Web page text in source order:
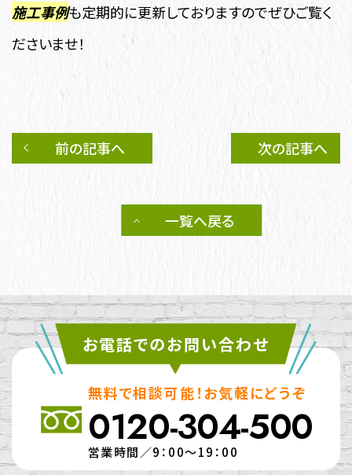
施工事例も定期的に更新しておりますのでぜひご覧く
ださいませ！
前の記事へ
一覧へ戻る
次の記事へ
お電話でのお問い合わせ
無料で相談可能！お気軽にどうぞ
0120-304-500
営業時間／9：00～19：00